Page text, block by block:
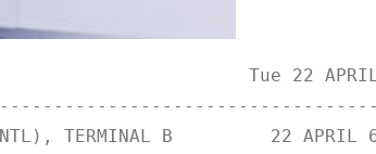
Tue 22 APRIL
INTL), TERMINAL B         22 APRIL